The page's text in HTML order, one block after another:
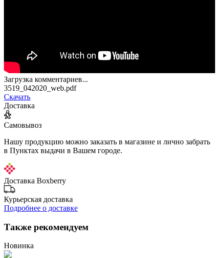
Загрузка комментариев...
3519_042020_web.pdf
Скачать
Доставка
Самовывоз
Нашу продукцию можно заказать в магазине и лично забрать
в Пунктах выдачи в Вашем городе.
Доставка Boxberry
Курьерская доставка
Подробнее о доставке
Также рекомендуем
Новинка